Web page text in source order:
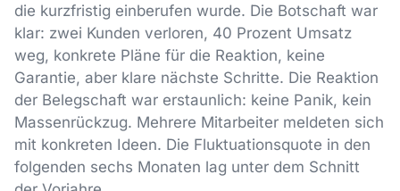
die kurzfristig einberufen wurde. Die Botschaft war
klar: zwei Kunden verloren, 40 Prozent Umsatz
weg, konkrete Pläne für die Reaktion, keine
Garantie, aber klare nächste Schritte. Die Reaktion
der Belegschaft war erstaunlich: keine Panik, kein
Massenrückzug. Mehrere Mitarbeiter meldeten sich
mit konkreten Ideen. Die Fluktuationsquote in den
folgenden sechs Monaten lag unter dem Schnitt